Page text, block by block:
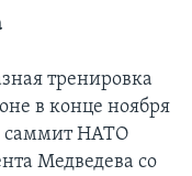
тренировка
в конце ноября
саммит НАТО
Медведева со